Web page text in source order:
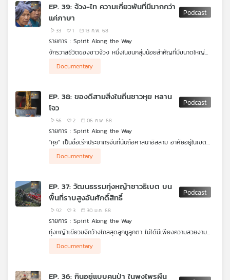
เบื้องหลังความอร่อยไม่ใช่แค่รสชาติจากเนื้อไก่ น้ำจิ้มรสเด็ด หรือข้าว
มันแสนอร่อย แต่มาจากความพิถีพิถันในการเลี้ยงไก่พันธุ์หวินซาง ซึ่ง
เป็นไก่ชั้นยอดแห่งเกาะไหหลำ กับ 4 เดือนที่เลี้ยงแบบปล่อยและ 3
เป็นเบื้องหลังให้เนื้อไก่อร่อยติดใจ ไม่เพียงแค่นั้นการกินข้าวมันไก่ที่นี่
ต้องมีอีกอย่างมากินคู่กันจึงจะครบสูตรความอร่อย คืออะไร ไก่
สัมพันธ์กับประวัติศาสตร์ความเชื่ออะไรบ้าง แล้วเมนูไก่ในเกาหลีและ
EP. 39: จ้วง-ไท ความเกี่ยวพันที่มีมากกว่า
แค่ภาษา
33 1 13 ก.พ. 68
รายการ : Spirit Along the Way
จักรวาลชีวิตของชาวจ้วง หนึ่งในชนกลุ่มน้อยสำคัญที่มีขนาดใหญ่
มาก แต่ก็มีความผูกพันกันเป็นเครือญาติ
ดอกไม้ เธอได้ปั้นดินให้เป็นมนุษย์จนเกิดลูกหลานชนเผ่าจ้วง ระบบ
สังคมของที่นี่ผู้หญิงเป็นใหญ่ ในสมัยก่อนการแต่งงานฝ่ายชายจะเป็น
ฝ่ายเข้าบ้านของฝ่ายหญิง หรือที่เรียกว่า "เอาเขย" ส่วนลูกที่เกิดมา
เป็น "ย่า" ซึ่งมีบทบาทสำคัญในการเป็นผู้นำทางความเชื่อ รวมถึงผู้
หญิงยังคงต้องทำงานหนักกว่าผู้ชาย จนกระทั่งมีการปฏิวัติ
วัฒนธรรมรวมชนกลุ่มน้อยให้เป็นจีน ทำให้ความเชื่อ วัฒนธรรม และ
Documentary
EP. 38: ของดีสามสิ่งในถิ่นชาวหุย หลาน
โจว
56 2 06 ก.พ. 68
รายการ : Spirit Along the Way
"หุย" เป็นชื่อเรีกประชากรจีนที่นับถือศาสนาอิสลาม อาศัยอยู่ในเขต
ล้านคน
เหมือนกันอีก 10 กลุ่ม แล้วก็เรียกชื่อเดียวกัน พวกเขาเข้ามาสู่ดิน
แดนแห่งนี้จากเส้นทางสายไหม เป็นพ่อค้าชาวอาหรับ เปอร์เซีย เอเชีย
กลาง เข้ามาติดต่อค้าขายนำความเจริญมั่งคั่งสู่จักรวรรดิจีน ราช
หัดพูดภาษาจีน และแต่งงานกับคนจีน การผสมผสานจากความเชื่อ
ทางศาสนาและวัฒนธรรมในท้องถิ่นกลายเป็นสิ่งโดดเด่นและเติมเสน่ห์
ให้กับเมืองแห่งนี้ รายการ Spirit Along the Way เล่าให้ฟังค่ะ
Documentary
EP. 37: วัฒนธรรมทุ่งหญ้าชาวธิเบต บน
พื้นที่ราบสูงอันศักดิ์สิทธิ์
92 3 30 ม.ค. 68
รายการ : Spirit Along the Way
ทุ่งหญ้าเขียวขจีกว้างไกลสุดลูกหูลูกตา ไม่ได้มีเพียงความสวยงาม
ชาวธิเบต
Documentary
EP. 36: กินอยู่แบบคนป่า ในพงไพรผืน